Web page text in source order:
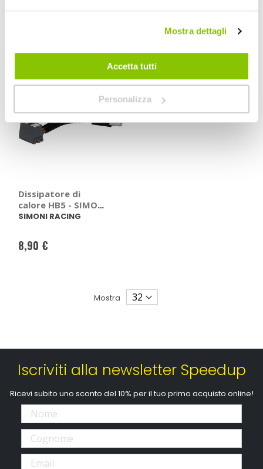
Mostra dettagli
Accetta tutti
Personalizza
8,90 € 8,90 €
Dissipatore di
calore HB5 - SIMONI
RACING
SIMONI RACING
8,90 €
Mostra
Iscriviti alla newsletter Speedup
Ricevi subito uno sconto del 10% per il tuo primo acquisto online!